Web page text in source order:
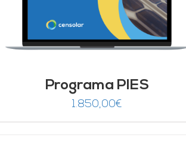
Programa PIES
1.850,00€